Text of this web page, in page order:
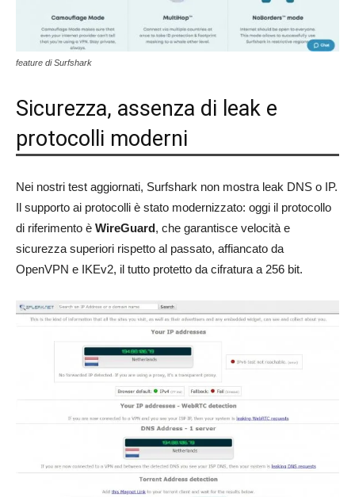
feature di Surfshark
Sicurezza, assenza di leak e
protocolli moderni
Nei nostri test aggiornati, Surfshark non mostra leak DNS o IP.
Il supporto ai protocolli è stato modernizzato: oggi il protocollo
di riferimento è WireGuard, che garantisce velocità e
sicurezza superiori rispetto al passato, affiancato da
OpenVPN e IKEv2, il tutto protetto da cifratura a 256 bit.